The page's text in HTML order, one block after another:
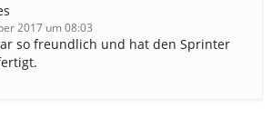
2017 um 08:03
so freundlich und hat den Sprinter